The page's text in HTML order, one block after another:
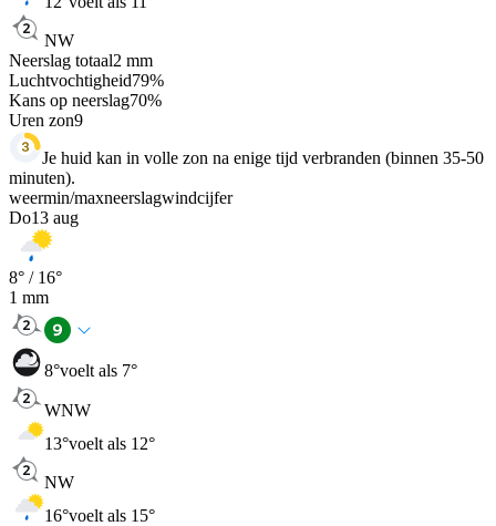
NW
Neerslag totaal2 mm
Luchtvochtigheid79%
Kans op neerslag70%
Uren zon9
Je huid kan in volle zon na enige tijd verbranden (binnen 35-50
minuten).
weermin/maxneerslagwindcijfer
Do13 aug
8° / 16°
1 mm
8°voelt als 7°
WNW
13°voelt als 12°
NW
16°voelt als 15°